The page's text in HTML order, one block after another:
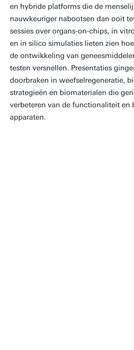
en hybride platforms die de
nauwkeuriger nabootsen dan ooit
sessies over organs-on-chips, in
en in silico simulaties lieten zien
de ontwikkeling van
testen versnellen. Presentaties
doorbraken in weefselregeneratie,
strategieën en biomaterialen die
verbeteren van de functionaliteit
apparaten.